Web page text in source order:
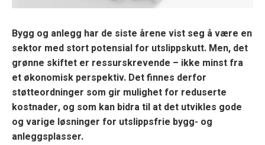
Bygg og anlegg har de siste årene vist seg å være en
sektor med stort potensial for utslippskutt. Men, det
grønne skiftet er ressurskrevende – ikke minst fra
et økonomisk perspektiv. Det finnes derfor
støtteordninger som gir mulighet for reduserte
kostnader, og som kan bidra til at det utvikles gode
og varige løsninger for utslippsfrie bygg- og
anleggsplasser.